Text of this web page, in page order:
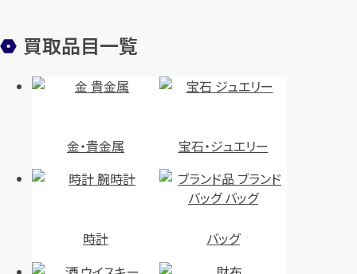
買取品目一覧
金・貴金属 宝石・ジュエリー
時計 バッグ